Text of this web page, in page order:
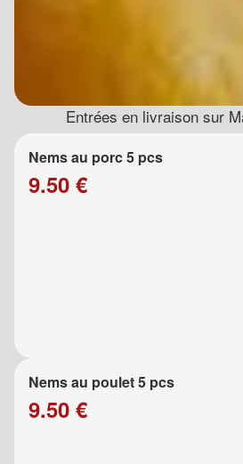
Entrées en livraison sur
Nems au porc 5 pcs
9.50 €
Nems au poulet 5 pcs
9.50 €